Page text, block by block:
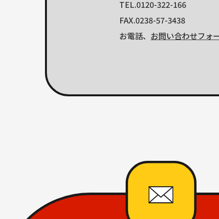
TEL.0120-322-166
FAX.0238-57-3438
お電話、 お問い合わせフォ